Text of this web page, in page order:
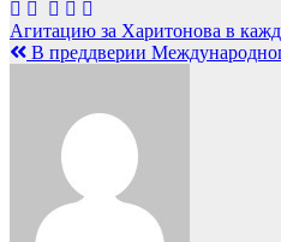
Навигация
по
Агитацию за Харитонова в
В преддверии